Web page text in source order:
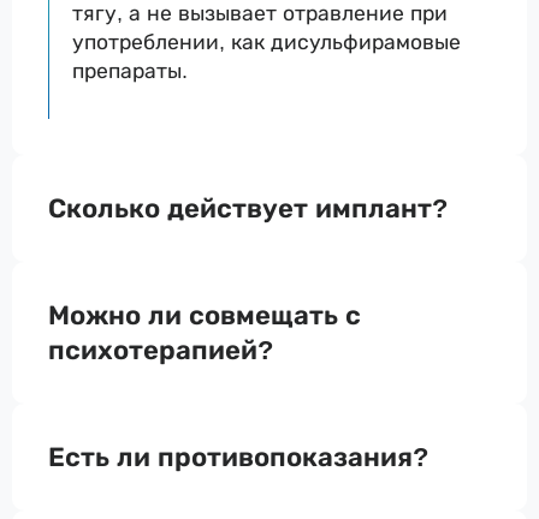
тягу, а не вызывает отравление при
употреблении, как дисульфирамовые
препараты.
Сколько действует имплант?
Можно ли совмещать с
психотерапией?
Есть ли противопоказания?